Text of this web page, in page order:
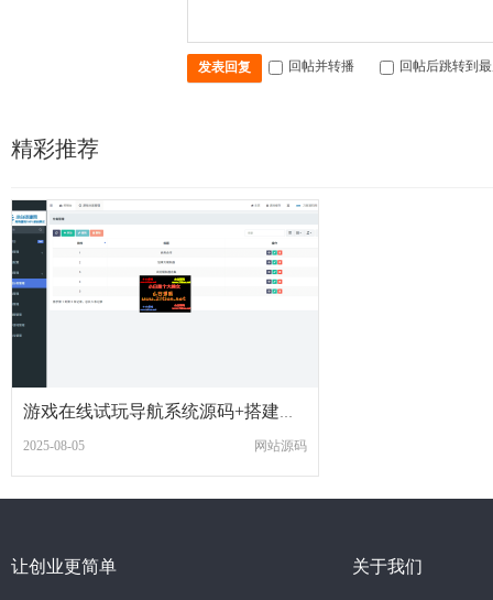
发表回复 回帖并转播 回帖后跳转到
精彩推荐
2025-08-05 网站源码
让创业更简单 关于我们